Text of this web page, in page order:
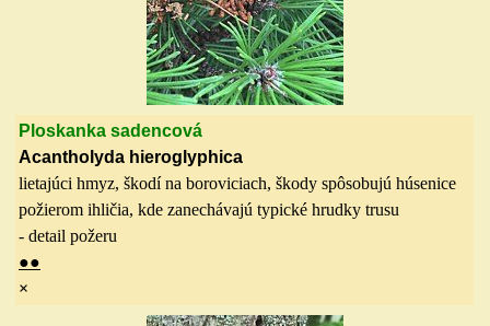
Ploskanka sadencová
Acantholyda hieroglyphica
lietajúci hmyz, škodí na boroviciach, škody spôsobujú húsenice
požierom ihličia, kde zanechávajú typické hrudky trusu
- detail požeru
●●
×